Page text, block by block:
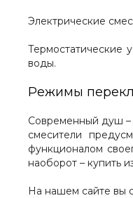
Электрические
Термостатические
воды.
Режимы
Современный душ –
смесители
функционалом
наоборот – купить
На нашем сайте вы